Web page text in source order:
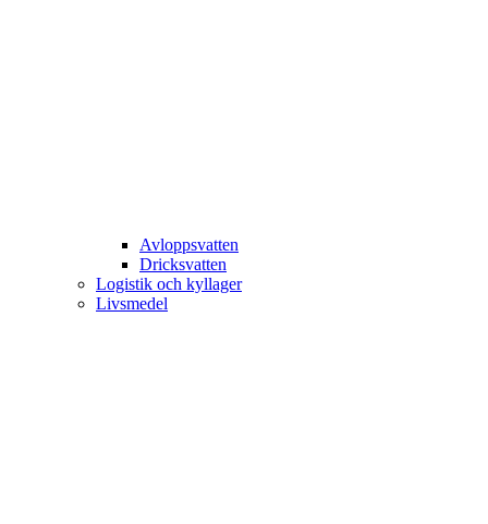
Avloppsvatten
Dricksvatten
Logistik och kyllager
Livsmedel